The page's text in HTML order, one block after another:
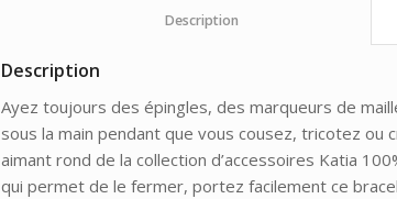
Description
Ayez toujours des épingles, des marqueurs de
sous la main pendant que vous cousez, tricotez ou
aimant rond de la collection d’accessoires Katia
qui permet de le fermer, portez facilement ce